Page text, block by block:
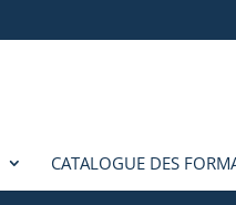
CATALOGUE DES